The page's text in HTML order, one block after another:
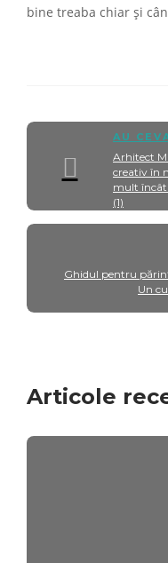
bine treaba chiar și
AU
Arhitect
creativ în
mult încât
(1)
Ghidul pentru
Un
Articole